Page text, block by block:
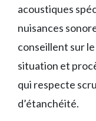
acoustiques
nuisances
conseillent sur
situation et
qui respecte
d’étanchéité.